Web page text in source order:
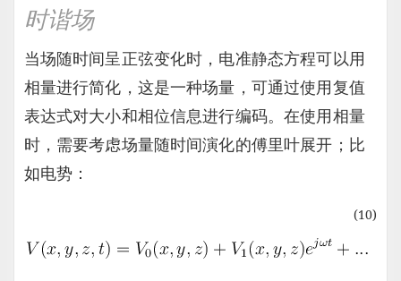
时谐场
当场随时间呈正弦变化时，电准静态方程可以用
相量进行简化，这是一种场量，可通过使用复值
表达式对大小和相位信息进行编码。在使用相量
时，需要考虑场量随时间演化的傅里叶展开；比
如电势：
(10)